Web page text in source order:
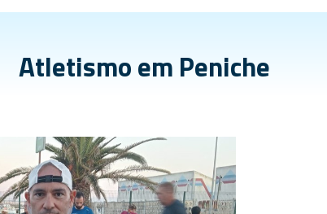
Atletismo em Peniche